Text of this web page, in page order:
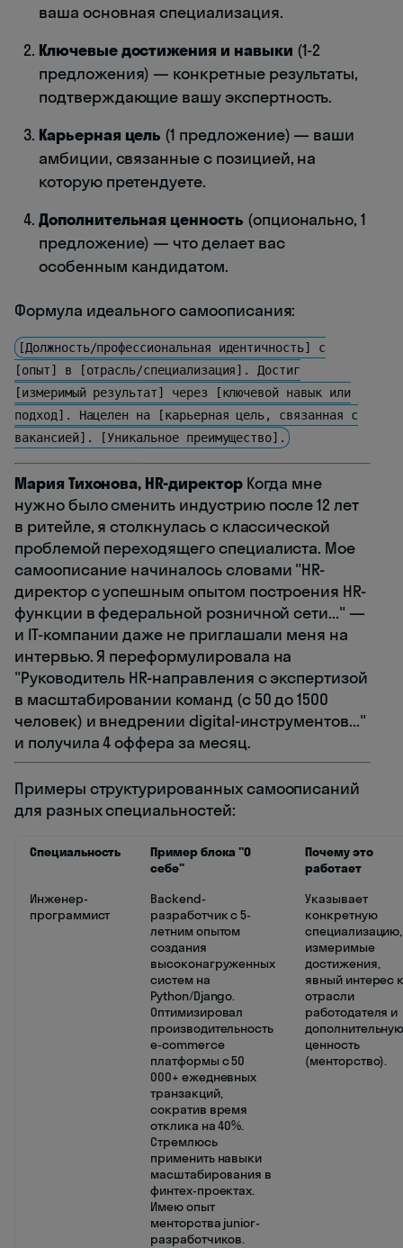
ваша основная специализация.
Ключевые достижения и навыки (1-2
предложения) — конкретные результаты,
подтверждающие вашу экспертность.
Карьерная цель (1 предложение) — ваши
амбиции, связанные с позицией, на
которую претендуете.
Дополнительная ценность (опционально, 1
предложение) — что делает вас
особенным кандидатом.
Формула идеального самоописания:
[Должность/профессиональная идентичность] с
[опыт] в [отрасль/специализация]. Достиг
[измеримый результат] через [ключевой навык или
подход]. Нацелен на [карьерная цель, связанная с
вакансией]. [Уникальное преимущество].
Мария Тихонова, HR-директорКогда мне
нужно было сменить индустрию после 12 лет
в ритейле, я столкнулась с классической
проблемой переходящего специалиста. Мое
самоописание начиналось словами "HR-
директор с успешным опытом построения HR-
функции в федеральной розничной сети..." —
и IT-компании даже не приглашали меня на
интервью. Я переформулировала на
"Руководитель HR-направления с экспертизой
в масштабировании команд (с 50 до 1500
человек) и внедрении digital-инструментов..."
и получила 4 оффера за месяц.
Примеры структурированных самоописаний
для разных специальностей:
Специальность
Пример блока "О
себе"
Почему это
работает
Инженер-
программист
Backend-
разработчик с 5-
летним опытом
создания
высоконагруженных
систем на
Python/Django.
Оптимизировал
производительность
e-commerce
платформы с 50
000+ ежедневных
транзакций,
сократив время
отклика на 40%.
Стремлюсь
применить навыки
масштабирования в
финтех-проектах.
Имею опыт
менторства junior-
разработчиков.
Указывает
конкретную
специализацию,
измеримые
достижения,
явный интерес
отрасли
работодателя и
ценность
(менторство).